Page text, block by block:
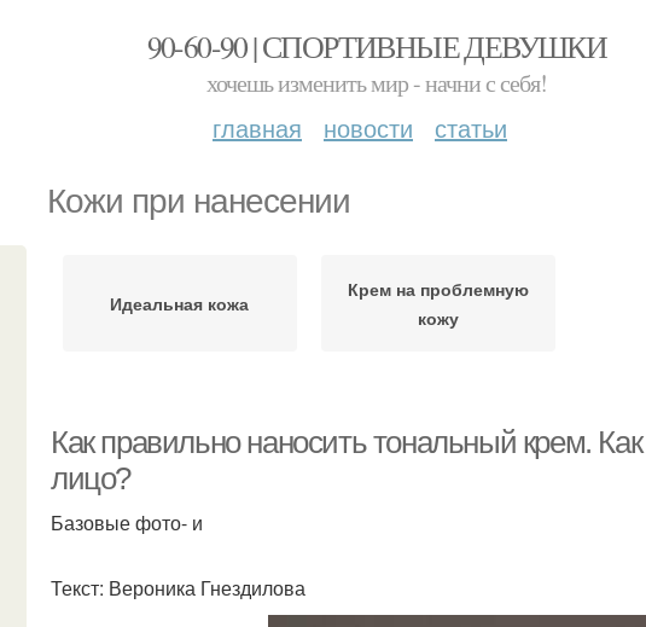
90-60-90 | СПОРТИВНЫЕ ДЕВУШКИ
хочешь изменить мир - начни с себя!
главная новости статьи
Кожи при нанесении
Идеальная кожа
Крем на проблемную
кожу
Как правильно наносить тональный крем.
лицо?
Базовые фото- и
Текст: Вероника Гнездилова